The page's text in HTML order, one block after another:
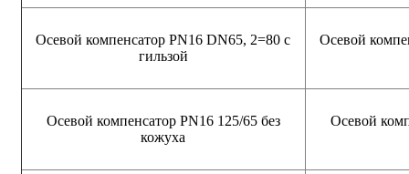
Осевой компенсатор PN16 DN65, 2=80 с
гильзой
Осевой
Осевой компенсатор PN16 125/65 без
кожуха
Осевой